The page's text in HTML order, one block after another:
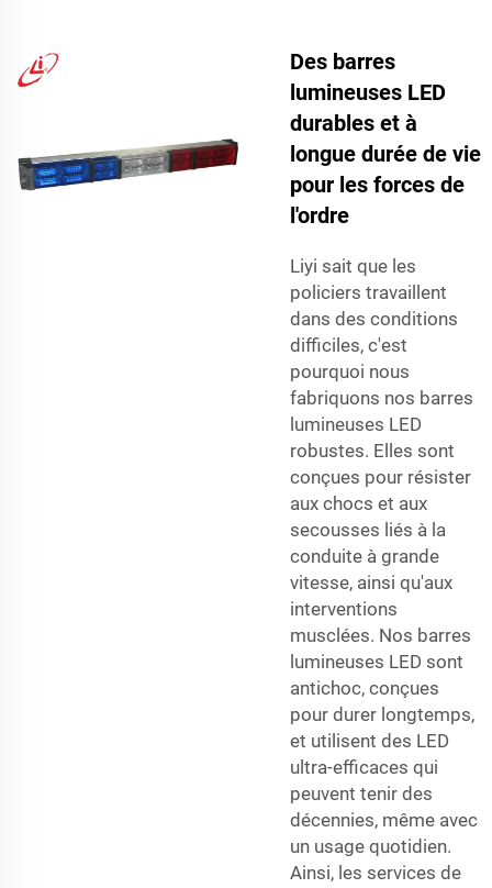
Des barres
lumineuses LED
durables et à
longue durée de vie
pour les forces de
l'ordre
Liyi sait que les
policiers travaillent
dans des conditions
difficiles, c'est
pourquoi nous
fabriquons nos barres
lumineuses LED
robustes. Elles sont
conçues pour résister
aux chocs et aux
secousses liés à la
conduite à grande
vitesse, ainsi qu'aux
interventions
musclées. Nos barres
lumineuses LED sont
antichoc, conçues
pour durer longtemps,
et utilisent des LED
ultra-efficaces qui
peuvent tenir des
décennies, même avec
un usage quotidien.
Ainsi, les services de